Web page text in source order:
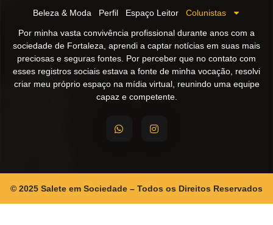
Beleza & Moda Perfil Espaço Leitor Colunistas
Por minha vasta convivência profissional durante anos com a
sociedade de Fortaleza, aprendi a captar notícias em suas mais
preciosas e seguras fontes. Por perceber que no contato com
esses registros sociais estava a fonte de minha vocação, resolvi
criar meu próprio espaço na mídia virtual, reunindo uma equipe
capaz e competente.
© 2025 Salete em Sociedade – Todos os Direitos Reservados